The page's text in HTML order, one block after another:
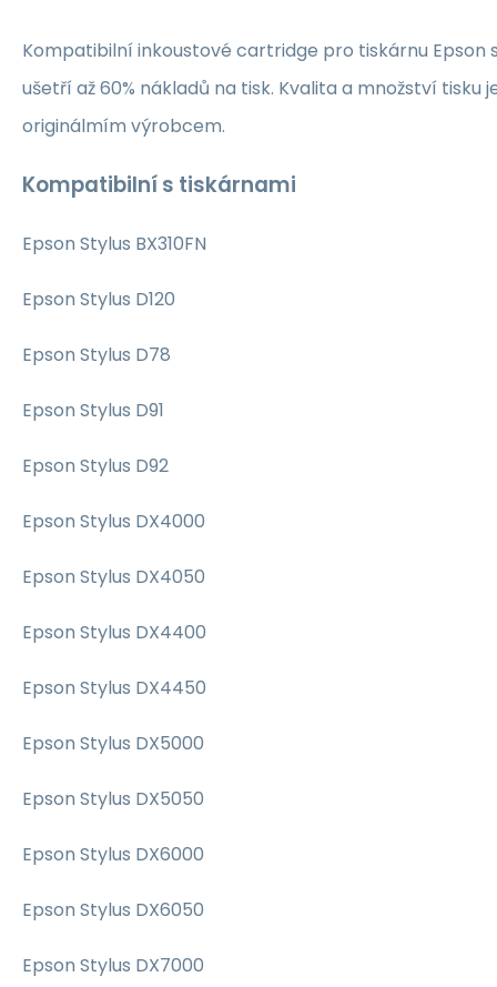
Kompatibilní inkoustové cartridge pro tiskárnu Epson
ušetří až 60% nákladů na tisk. Kvalita a množství tisku
originálmím výrobcem.
Kompatibilní s tiskárnami
Epson Stylus BX310FN
Epson Stylus D120
Epson Stylus D78
Epson Stylus D91
Epson Stylus D92
Epson Stylus DX4000
Epson Stylus DX4050
Epson Stylus DX4400
Epson Stylus DX4450
Epson Stylus DX5000
Epson Stylus DX5050
Epson Stylus DX6000
Epson Stylus DX6050
Epson Stylus DX7000